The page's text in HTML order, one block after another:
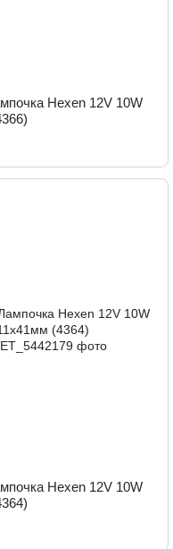
Hexen 12V 10W
Hexen 12V 10W